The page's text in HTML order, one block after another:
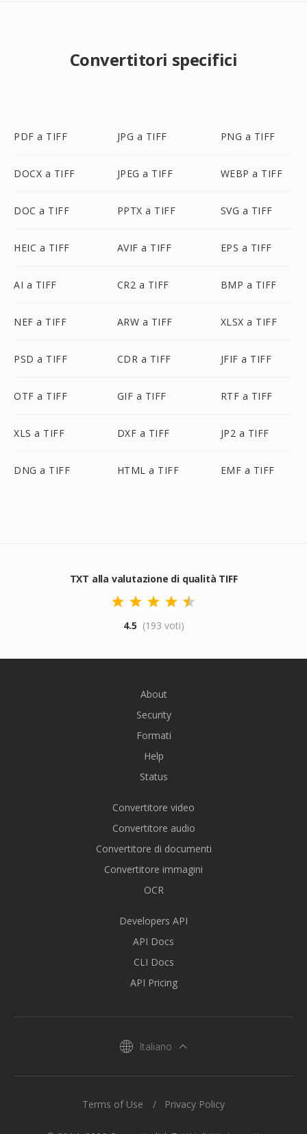
Convertitori specifici
PDF a TIFF JPG a TIFF PNG a TIFF
DOCX a TIFF JPEG a TIFF WEBP a TIFF
DOC a TIFF PPTX a TIFF SVG a TIFF
HEIC a TIFF AVIF a TIFF EPS a TIFF
AI a TIFF CR2 a TIFF BMP a TIFF
NEF a TIFF ARW a TIFF XLSX a TIFF
PSD a TIFF CDR a TIFF JFIF a TIFF
OTF a TIFF GIF a TIFF RTF a TIFF
XLS a TIFF DXF a TIFF JP2 a TIFF
DNG a TIFF HTML a TIFF EMF a TIFF
TXT alla valutazione di qualità TIFF
4.5 (193 voti)
About
Security
Formati
Help
Status
Convertitore video
Convertitore audio
Convertitore di documenti
Convertitore immagini
OCR
Developers API
API Docs
CLI Docs
API Pricing
Italiano
Terms of Use Privacy Policy